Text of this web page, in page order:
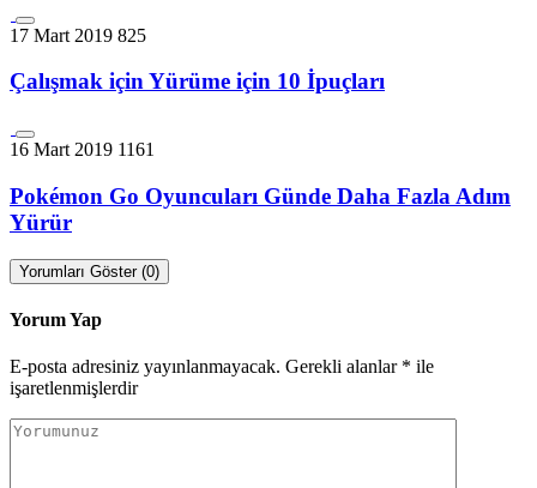
17 Mart 2019 825
Çalışmak için Yürüme için 10 İpuçları
16 Mart 2019 1161
Pokémon Go Oyuncuları Günde Daha Fazla Adım
Yürür
Yorumları Göster (0)
Yorum Yap
E-posta adresiniz yayınlanmayacak. Gerekli alanlar * ile
işaretlenmişlerdir